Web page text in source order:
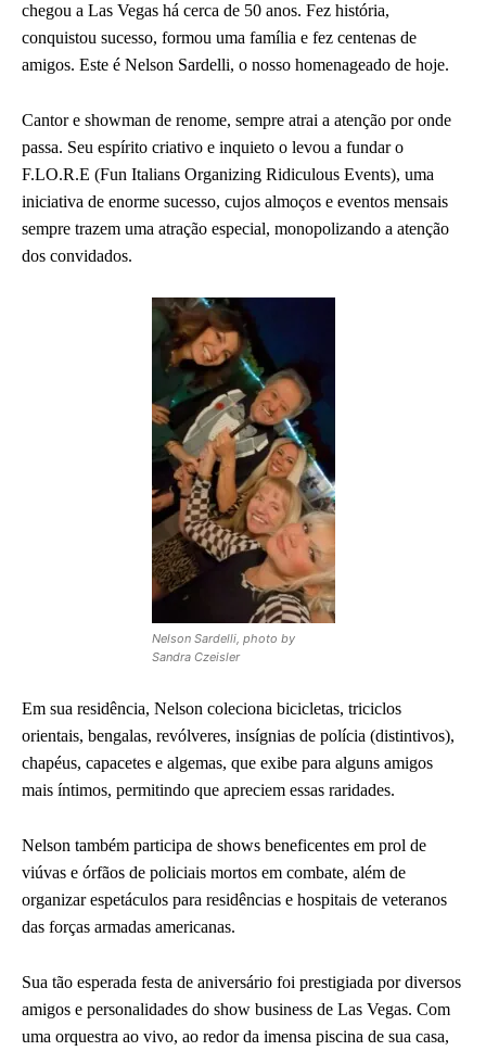
chegou a Las Vegas há cerca de 50 anos. Fez história,
conquistou sucesso, formou uma família e fez centenas de
amigos. Este é Nelson Sardelli, o nosso homenageado de hoje.
Cantor e showman de renome, sempre atrai a atenção por onde
passa. Seu espírito criativo e inquieto o levou a fundar o
F.LO.R.E (Fun Italians Organizing Ridiculous Events), uma
iniciativa de enorme sucesso, cujos almoços e eventos mensais
sempre trazem uma atração especial, monopolizando a atenção
dos convidados.
Nelson Sardelli, photo by
Sandra Czeisler
Em sua residência, Nelson coleciona bicicletas, triciclos
orientais, bengalas, revólveres, insígnias de polícia (distintivos),
chapéus, capacetes e algemas, que exibe para alguns amigos
mais íntimos, permitindo que apreciem essas raridades.
Nelson também participa de shows beneficentes em prol de
viúvas e órfãos de policiais mortos em combate, além de
organizar espetáculos para residências e hospitais de veteranos
das forças armadas americanas.
Sua tão esperada festa de aniversário foi prestigiada por diversos
amigos e personalidades do show business de Las Vegas. Com
uma orquestra ao vivo, ao redor da imensa piscina de sua casa,